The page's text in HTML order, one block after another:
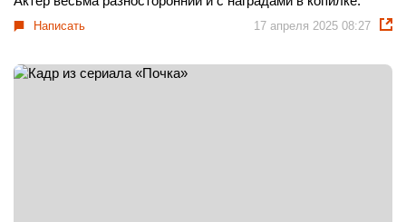
Написать 17 апреля 2025 08:27